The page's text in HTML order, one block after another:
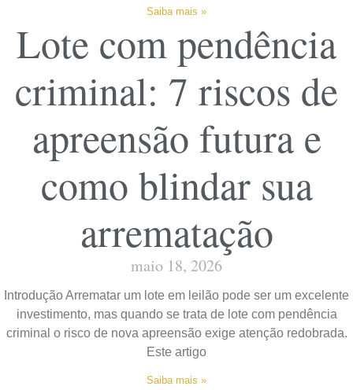
Saiba mais »
Lote com pendência
criminal: 7 riscos de
apreensão futura e
como blindar sua
arrematação
maio 18, 2026
Introdução Arrematar um lote em leilão pode ser um excelente
investimento, mas quando se trata de lote com pendência
criminal o risco de nova apreensão exige atenção redobrada.
Este artigo
Saiba mais »